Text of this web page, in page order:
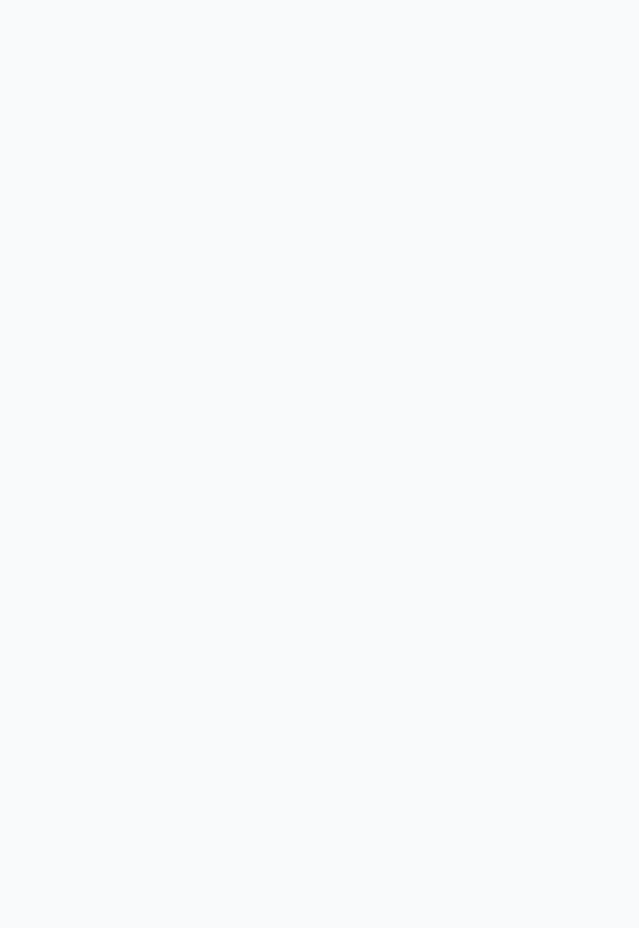
dan Profesionalisme
Bendera